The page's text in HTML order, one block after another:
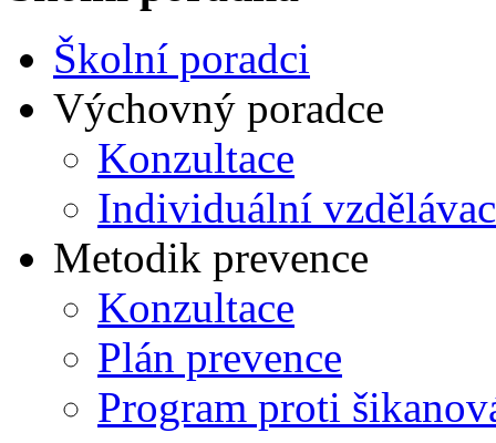
Školní poradci
Výchovný poradce
Konzultace
Individuální
Metodik prevence
Konzultace
Plán prevence
Program proti